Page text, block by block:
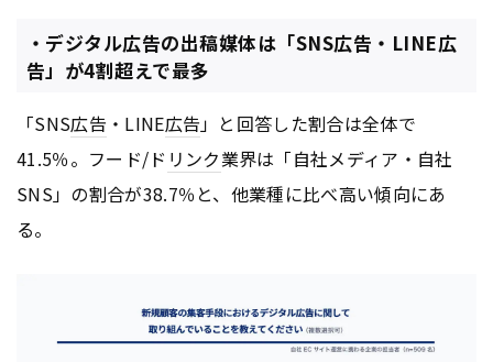
・デジタル広告の出稿媒体は「SNS広告・LINE広
告」が4割超えで最多
「SNS広告 ・LINE広告 」と回答した割合は全体で
41.5％。フード/ド リンク業界は「自社メディア・自社
SNS」の割合が38.7％と、他業種に比べ高い傾向にあ
る。